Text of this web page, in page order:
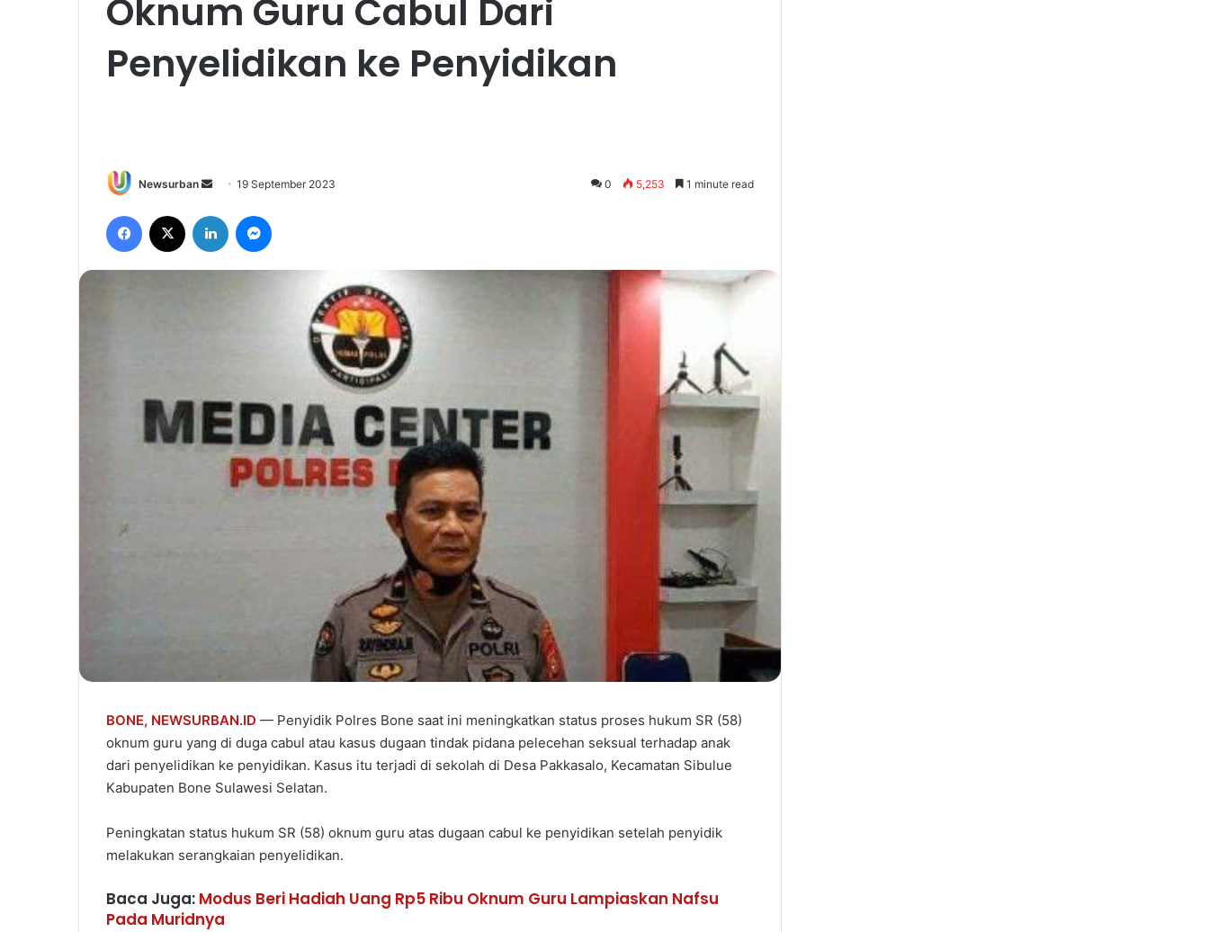
Oknum Guru Cabul Dari
Penyelidikan ke Penyidikan
Newsurban
Send
email
19 September 2023 0 5,253 1 minute read
Facebook LinkedIn
BONE, NEWSURBAN.ID — Penyidik Polres Bone saat ini meningkatkan status proses hukum SR (58)
oknum guru yang di duga cabul atau kasus dugaan tindak pidana pelecehan seksual terhadap anak
dari penyelidikan ke penyidikan. Kasus itu terjadi di sekolah di Desa Pakkasalo, Kecamatan Sibulue
Kabupaten Bone Sulawesi Selatan.
Peningkatan status hukum SR (58) oknum guru atas dugaan cabul ke penyidikan setelah penyidik
melakukan serangkaian penyelidikan.
Baca Juga: Modus Beri Hadiah Uang Rp5 Ribu Oknum Guru Lampiaskan Nafsu
Pada Muridnya